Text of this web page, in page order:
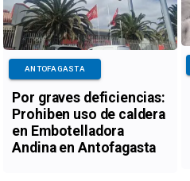
Por graves deficiencias:
Prohiben uso de caldera
en Embotelladora
Andina en Antofagasta
ANTOFAGASTA